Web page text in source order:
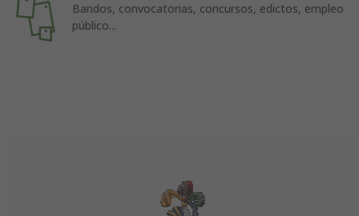
Bandos, convocatorias, concursos, edictos, empleo
público...